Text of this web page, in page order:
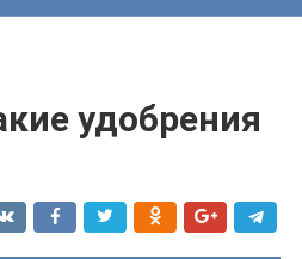
удобрения